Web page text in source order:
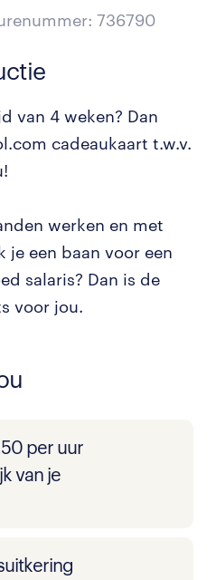
736790
van 4 weken? Dan
cadeaukaart t.w.v.
werken en met
je een baan voor een
salaris? Dan is de
voor jou.
per uur
van je